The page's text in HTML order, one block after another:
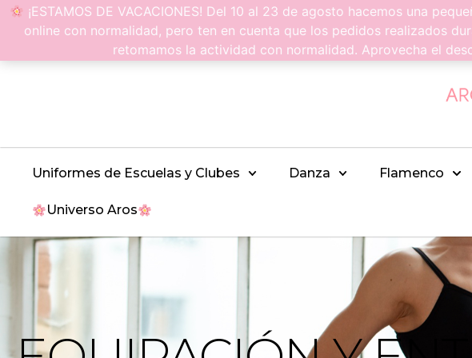
¡ESTAMOS DE VACACIONES! Del 10 al 23 de agosto hacemos una
online con normalidad, pero ten en cuenta que los pedidos realizados
retomamos la actividad con normalidad. Aprovecha el
Uniformes de Escuelas y Clubes Danza Flamenco
Universo Aros